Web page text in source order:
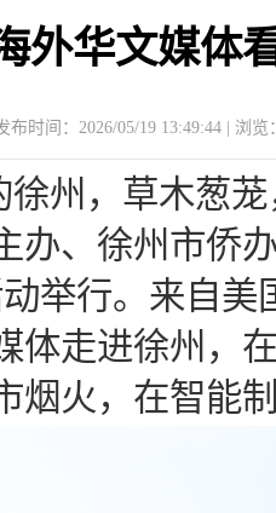
外华文媒体
布时间：2026/05/19 13:49:44 | 浏览
徐州，草木葱
办、徐州市侨
举行。来自
体走进徐州，
烟火，在智能